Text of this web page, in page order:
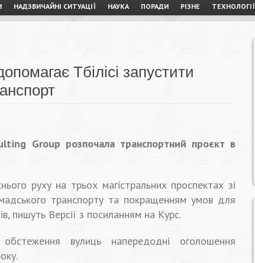
НАДЗВИЧАЙНІ СИТУАЦІЇ НАУКА ПОРАДИ РІЗНЕ ТЕХНОЛОГІЇ
Тбілісі запустити
Group розпочала транспортний проєкт в
руху на трьох магістральних проспектах зі
транспорту та покращенням умов для
пишуть Версії з посиланням на Курс.
вулиць напередодні оголошення